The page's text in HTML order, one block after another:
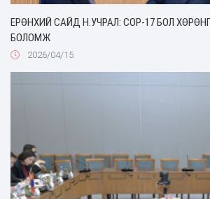
ЕРӨНХИЙ САЙД Н.УЧРАЛ: COP-17 БОЛ
БОЛОМЖ
2026/04/15